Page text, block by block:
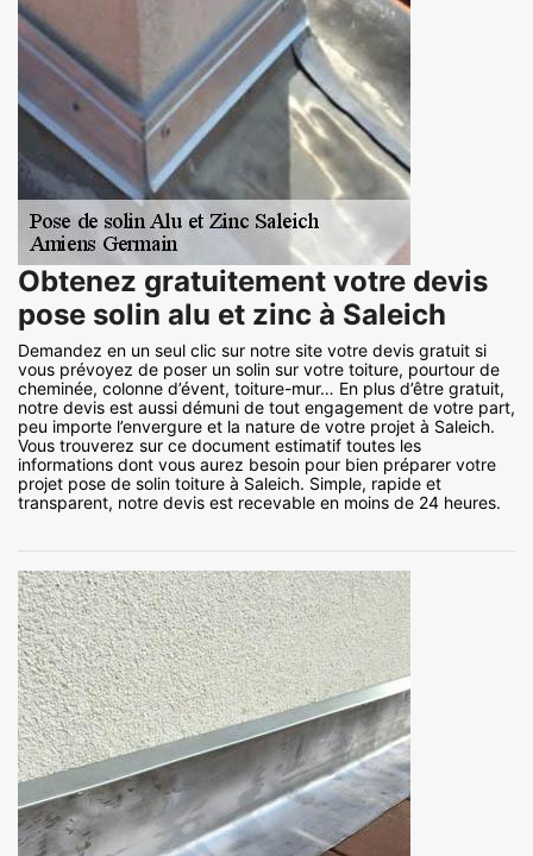
Obtenez gratuitement votre devis
pose solin alu et zinc à Saleich
Demandez en un seul clic sur notre site votre devis gratuit si
vous prévoyez de poser un solin sur votre toiture, pourtour de
cheminée, colonne d’évent, toiture-mur… En plus d’être gratuit,
notre devis est aussi démuni de tout engagement de votre part,
peu importe l’envergure et la nature de votre projet à Saleich.
Vous trouverez sur ce document estimatif toutes les
informations dont vous aurez besoin pour bien préparer votre
projet pose de solin toiture à Saleich. Simple, rapide et
transparent, notre devis est recevable en moins de 24 heures.